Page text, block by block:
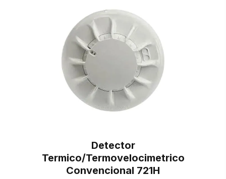
Detector
Termico/Termovelocimetrico
Convencional 721H